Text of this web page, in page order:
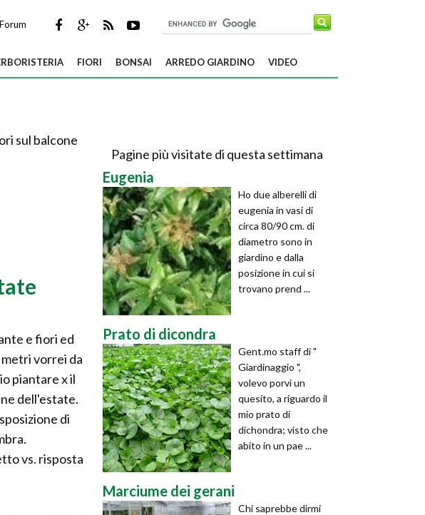
Forum
FIORI BONSAI ARREDO GIARDINO VIDEO
sul balcone
e fiori ed
vorrei da
piantare x il
dell'estate.
di
vs. risposta
Pagine più visitate di questa settimana
Eugenia
Ho due alberelli di
eugenia in vasi di
circa 80/90 cm. di
diametro sono in
giardino e dalla
posizione in cui si
trovano prend ...
Prato di dicondra
Gent.mo staff di "
Giardinaggio ",
volevo porvi un
quesito, a riguardo il
mio prato di
dichondra; visto che
abito in un pae ...
Marciume dei gerani
Chi saprebbe dirmi